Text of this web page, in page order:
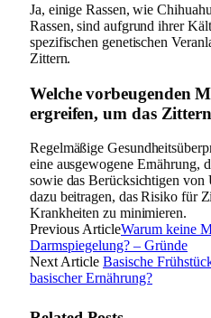
Ja, einige Rassen, wie
Rassen, sind aufgrund ihrer
spezifischen genetischen
Zittern.
Welche vorbeugenden
ergreifen, um das
Regelmäßige
eine ausgewogene Ernährung,
sowie das Berücksichtigen von
dazu beitragen, das Risiko für
Krankheiten zu minimieren.
Previous ArticleWarum keine
Darmspiegelung? – Gründe
Next Article Basische
basischer Ernährung?